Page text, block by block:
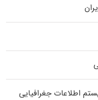
اطلاعات جغرافیایی